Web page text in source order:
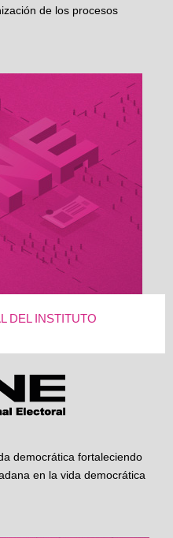
de los procesos
DEL INSTITUTO
democrática fortaleciendo
en la vida democrática